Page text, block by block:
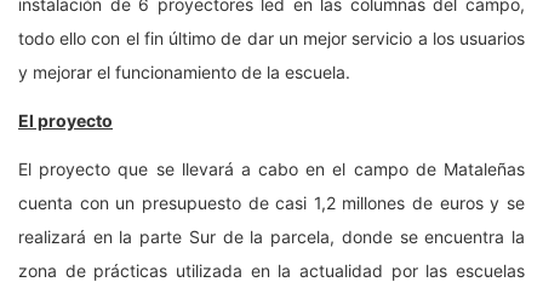
todo ello con el fin último de dar un mejor servicio a los usuarios
y mejorar el funcionamiento de la escuela.
El proyecto
El proyecto que se llevará a cabo en el campo de Mataleñas
cuenta con un presupuesto de casi 1,2 millones de euros y se
realizará en la parte Sur de la parcela, donde se encuentra la
zona de prácticas utilizada en la actualidad por las escuelas